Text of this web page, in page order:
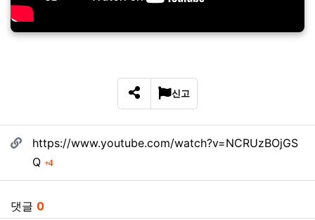
SNS 공유
신고
관련자료
https://www.youtube.com/watch?v=NCRUzBOjGS
Q
4회 연결
댓글 0